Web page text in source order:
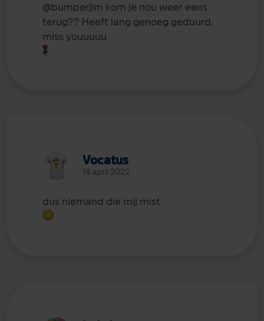
@bumperjim kom je nou weer eens
terug?? Heeft lang genoeg geduurd,
miss youuuuu
Vocatus
14 april 2022
dus niemand die mij mist